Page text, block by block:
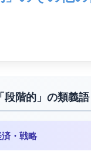
段階的」の類義
・戦略